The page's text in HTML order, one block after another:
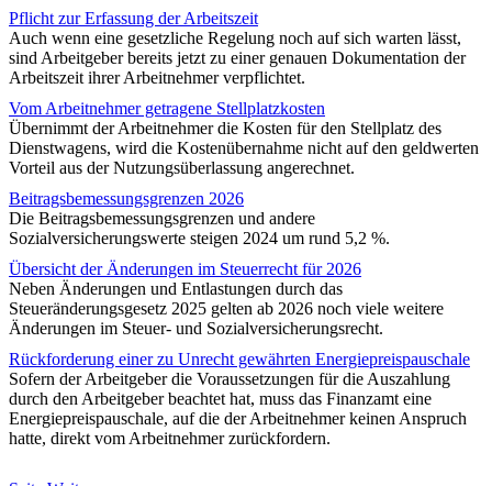
Pflicht zur Erfassung der Arbeitszeit
Auch wenn eine gesetzliche Regelung noch auf sich warten lässt,
sind Arbeitgeber bereits jetzt zu einer genauen Dokumentation der
Arbeitszeit ihrer Arbeitnehmer verpflichtet.
Vom Arbeitnehmer getragene Stellplatzkosten
Übernimmt der Arbeitnehmer die Kosten für den Stellplatz des
Dienstwagens, wird die Kostenübernahme nicht auf den geldwerten
Vorteil aus der Nutzungsüberlassung angerechnet.
Beitragsbemessungsgrenzen 2026
Die Beitragsbemessungsgrenzen und andere
Sozialversicherungswerte steigen 2024 um rund 5,2 %.
Übersicht der Änderungen im Steuerrecht für 2026
Neben Änderungen und Entlastungen durch das
Steueränderungsgesetz 2025 gelten ab 2026 noch viele weitere
Änderungen im Steuer- und Sozialversicherungsrecht.
Rückforderung einer zu Unrecht gewährten Energiepreispauschale
Sofern der Arbeitgeber die Voraussetzungen für die Auszahlung
durch den Arbeitgeber beachtet hat, muss das Finanzamt eine
Energiepreispauschale, auf die der Arbeitnehmer keinen Anspruch
hatte, direkt vom Arbeitnehmer zurückfordern.